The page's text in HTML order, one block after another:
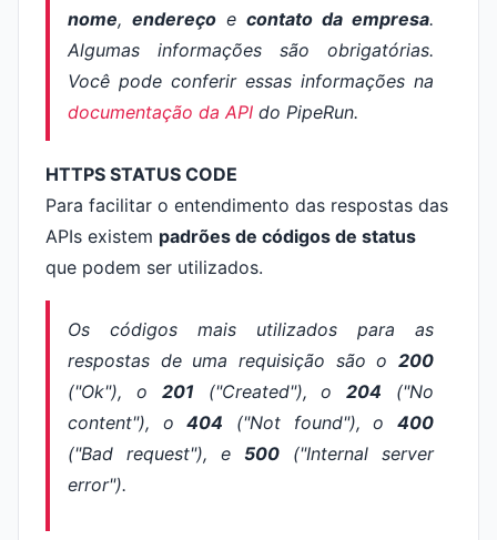
nome, endereço e contato da empresa.
Algumas informações são obrigatórias.
Você pode conferir essas informações na
documentação da API do PipeRun.
HTTPS STATUS CODE
Para facilitar o entendimento das respostas das
APIs existem padrões de códigos de status
que podem ser utilizados.
Os códigos mais utilizados para as
respostas de uma requisição são o 200
("Ok"), o 201 ("Created"), o204 ("No
content"), o404 ("Not found"), o400
("Bad request"), e 500 ("Internal server
error").